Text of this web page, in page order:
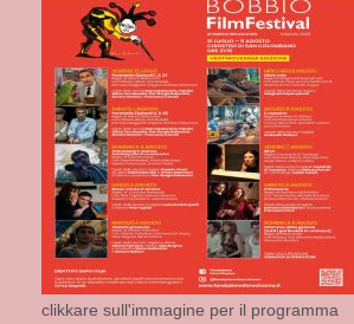
clikkare sull'immagine per il programma